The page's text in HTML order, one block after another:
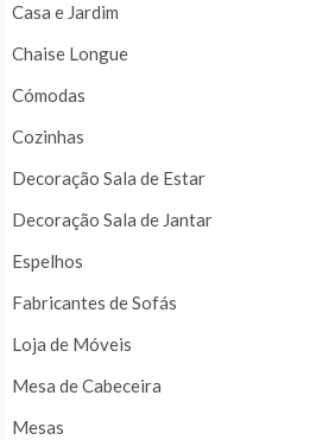
Casa e Jardim
Chaise Longue
Cómodas
Cozinhas
Decoração Sala de Estar
Decoração Sala de Jantar
Espelhos
Fabricantes de Sofás
Loja de Móveis
Mesa de Cabeceira
Mesas